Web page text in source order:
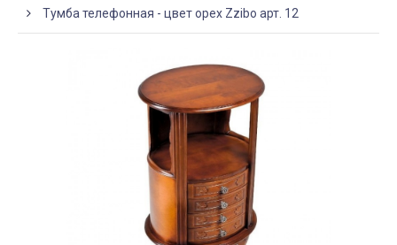
Тумба телефонная - цвет орех Zzibo арт. 12